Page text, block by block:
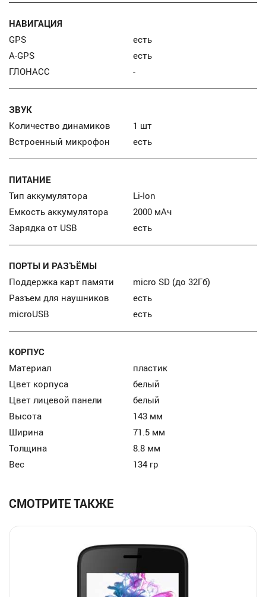
НАВИГАЦИЯ
GPS
есть
A-GPS
есть
ГЛОНАСС
-
ЗВУК
Количество динамиков
1 шт
Встроенный микрофон
есть
ПИТАНИЕ
Тип аккумулятора
Li-Ion
Емкость аккумулятора
2000 мАч
Зарядка от USB
есть
ПОРТЫ И РАЗЪЁМЫ
Поддержка карт памяти
micro SD (до 32Гб)
Разъем для наушников
есть
microUSB
есть
КОРПУС
Материал
пластик
Цвет корпуса
белый
Цвет лицевой панели
белый
Высота
143 мм
Ширина
71.5 мм
Толщина
8.8 мм
Вес
134 гр
СМОТРИТЕ ТАКЖЕ